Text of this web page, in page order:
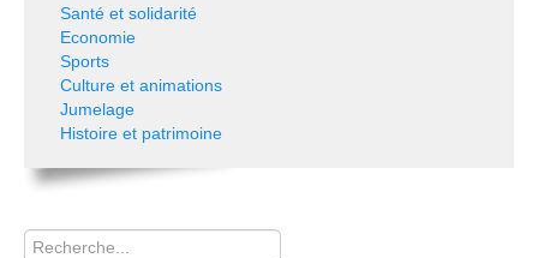
Santé et solidarité
Economie
Sports
Culture et animations
Jumelage
Histoire et patrimoine
Rechercher